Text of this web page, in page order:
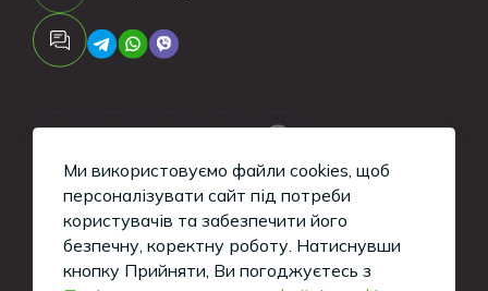
Copyright ©2026Tea-Puer. All Rights
Ми використовуємо файли cookies, щоб
персоналізувати сайт під потреби
користувачів та забезпечити його
безпечну, коректну роботу. Натиснувши
кнопку Прийняти, Ви погоджуєтесь з